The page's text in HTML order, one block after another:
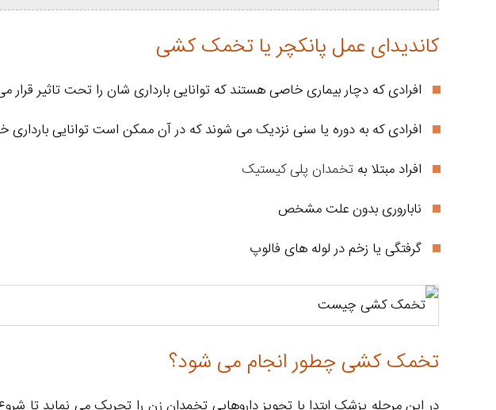
کاندیدای عمل پانکچر یا تخمک کشی
افرادی که دچار بیماری خاصی هستند که توانایی بارداری شان را تحت تاثیر قرار
افرادی که به دوره یا سنی نزدیک می شوند که در آن ممکن است توانایی بارداری
افراد مبتلا به تخمدان پلی کیستیک
ناباروری بدون علت مشخص
گرفتگی یا زخم در لوله های فالوپ
تخمک کشی چطور انجام می شود؟